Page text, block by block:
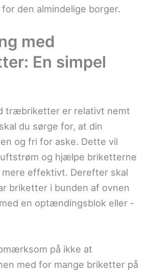
den almindelige borger.
med
En simpel
træbriketter er relativt nemt
du sørge for, at din
og fri for aske. Dette vil
og hjælpe briketterne
effektivt. Derefter skal
briketter i bunden af ovnen
en optændingsblok eller -
på ikke at
med for mange briketter på